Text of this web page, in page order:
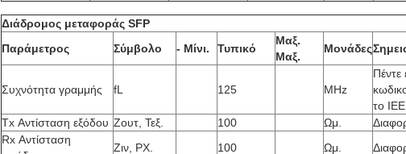
Διάδρομος μεταφοράς SFP
Παράμετρος
Σύμβολο - Μίνι. Τυπικό
Μαξ.
Μαξ.
Μονάδες
Συχνότητα γραμμής fL 125 MHz
Πέντε
το
Tx Αντίσταση εξόδου Ζουτ, Τεξ. 100 Ωμ.
Rx Αντίσταση
Ζιν, ΡΧ. 100 Ωμ.